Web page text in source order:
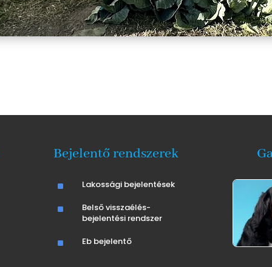
Bejelentő rendszerek
^ Lakossági bejelentések
^
Belső visszaélés-
bejelentési rendszer
^ Eb bejelentő